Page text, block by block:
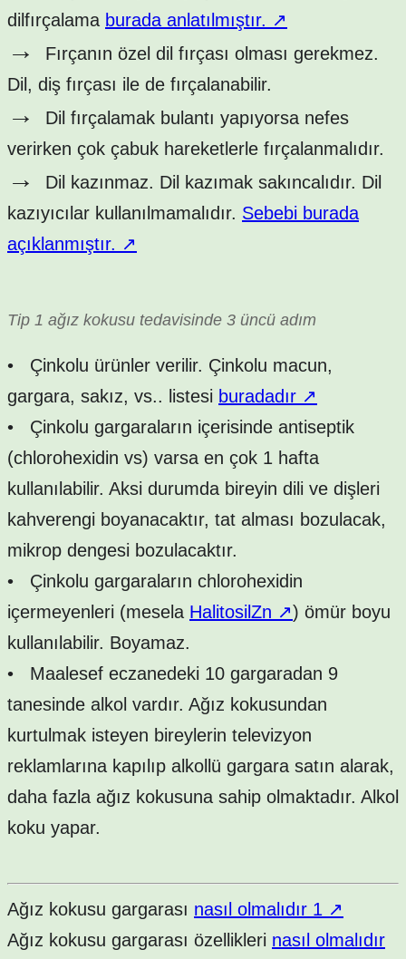
dilfırçalama burada anlatılmıştır. ↗
→
Fırçanın özel dil fırçası olması gerekmez.
Dil, diş fırçası ile de fırçalanabilir.
→
Dil fırçalamak bulantı yapıyorsa nefes
verirken çok çabuk hareketlerle fırçalanmalıdır.
→
Dil kazınmaz. Dil kazımak sakıncalıdır. Dil
kazıyıcılar kullanılmamalıdır. Sebebi burada
açıklanmıştır. ↗
Tip 1 ağız kokusu tedavisinde 3 üncü adım
• Çinkolu ürünler verilir. Çinkolu macun,
gargara, sakız, vs.. listesi buradadır ↗
• Çinkolu gargaraların içerisinde antiseptik
(chlorohexidin vs) varsa en çok 1 hafta
kullanılabilir. Aksi durumda bireyin dili ve dişleri
kahverengi boyanacaktır, tat alması bozulacak,
mikrop dengesi bozulacaktır.
• Çinkolu gargaraların chlorohexidin
içermeyenleri (mesela HalitosilZn ↗) ömür boyu
kullanılabilir. Boyamaz.
• Maalesef eczanedeki 10 gargaradan 9
tanesinde alkol vardır. Ağız kokusundan
kurtulmak isteyen bireylerin televizyon
reklamlarına kapılıp alkollü gargara satın alarak,
daha fazla ağız kokusuna sahip olmaktadır. Alkol
koku yapar.
Ağız kokusu gargarası nasıl olmalıdır 1 ↗
Ağız kokusu gargarası özellikleri nasıl olmalıdır